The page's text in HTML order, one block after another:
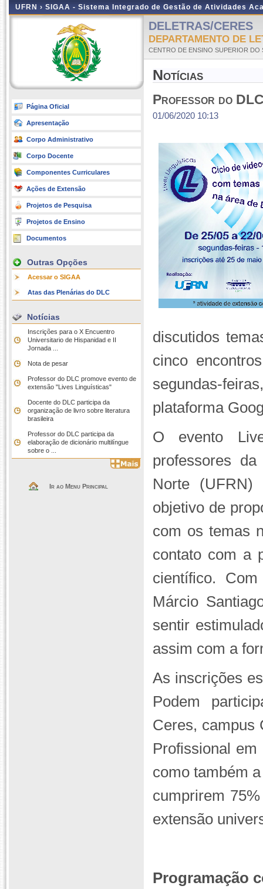
UFRN › SIGAA - Sistema Integrado de Gestão de Atividades
Página Oficial
Apresentação
Corpo Administrativo
Corpo Docente
Componentes Curriculares
Ações de Extensão
Projetos de Pesquisa
Projetos de Ensino
Documentos
Outras Opções
Acessar o SIGAA
Atas das Plenárias do DLC
Notícias
Inscrições para o X Encuentro
Universitario de Hispanidad e II
Jornada ...
Nota de pesar
Professor do DLC promove evento de
extensão "Lives Linguísticas"
Docente do DLC participa da
organização de livro sobre literatura
brasileira
Professor do DLC participa da
elaboração de dicionário multilíngue
sobre o ...
Ir ao Menu Principal
DELETRAS/CERES
DEPARTAMENTO DE
CENTRO DE ENSINO SUPERIOR DO
Notícias
Professor do
01/06/2020 10:13
discutidos
cinco
segundas-
plataforma
O evento
professores
Norte (UFRN)
objetivo de
com os temas
contato com a
científico.
Márcio
sentir
assim com a
As inscrições
Podem
Ceres, campus
Profissional
como também
cumprirem
extensão
Programação